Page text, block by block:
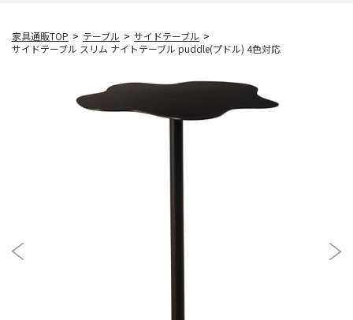
家具通販TOP > テーブル > サイドテーブル >
サイドテーブル スリム ナイトテーブル puddle(プドル) 4色対応